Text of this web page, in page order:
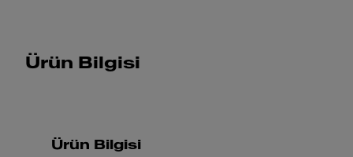
Ürün Bilgisi
Ürün Bilgisi